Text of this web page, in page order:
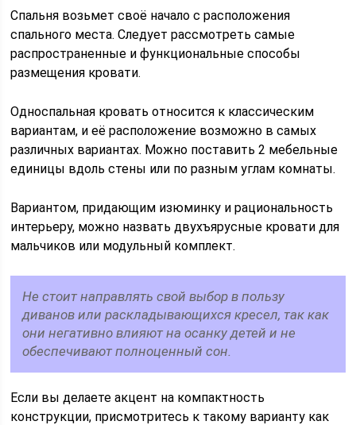
Спальня возьмет своё начало с расположения
спального места. Следует рассмотреть самые
распространенные и функциональные способы
размещения кровати.
Односпальная кровать относится к классическим
вариантам, и её расположение возможно в самых
различных вариантах. Можно поставить 2 мебельные
единицы вдоль стены или по разным углам комнаты.
Вариантом, придающим изюминку и рациональность
интерьеру, можно назвать двухъярусные кровати для
мальчиков или модульный комплект.
Не стоит направлять свой выбор в пользу
диванов или раскладывающихся кресел, так как
они негативно влияют на осанку детей и не
обеспечивают полноценный сон.
Если вы делаете акцент на компактность
конструкции, присмотритесь к такому варианту как